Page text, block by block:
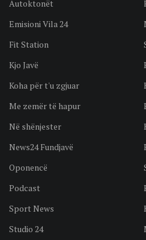
Autoktonët
Emisioni Vila 24
Fit Station
Kjo Javë
Koha për t'u zgjuar
Me zemër të hapur
Në shënjester
News24 Fundjavë
Oponencë
Podcast
Sport News
Studio 24